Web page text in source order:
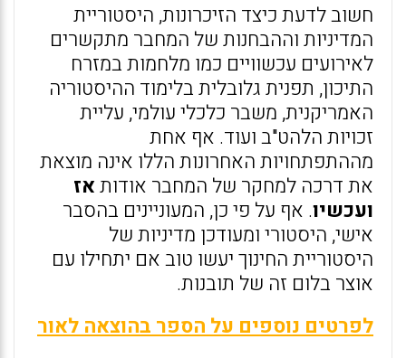
חשוב לדעת כיצד הזיכרונות, היסטוריית
המדיניות וההבחנות של המחבר מתקשרים
לאירועים עכשוויים כמו מלחמות במזרח
התיכון, תפנית גלובלית בלימוד ההיסטוריה
האמריקנית, משבר כלכלי עולמי, עליית
זכויות הלהט"ב ועוד. אף אחת
מההתפתחויות האחרונות הללו אינה מוצאת
את דרכה למחקר של המחבר אודותאז
ועכשיו. אף על פי כן, המעוניינים בהסבר
אישי, היסטורי ומעודכן מדיניות של
היסטוריית החינוך יעשו טוב אם יתחילו עם
אוצר בלום זה של תובנות.
לפרטים נוספים על הספר בהוצאה לאור